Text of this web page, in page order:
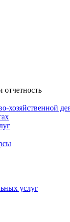
хозяйственной
услуг